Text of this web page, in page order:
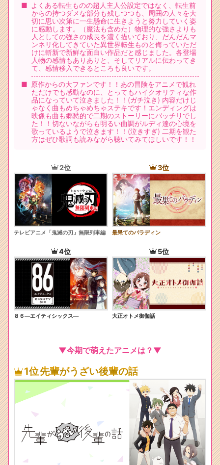
よくある転生ものの超人主人公設定ではなく、転生前
からの持つダメな部分も残しつつも、周囲の人々を大
切に思い次第に一生懸命に生きようと努力していく姿
に感動します。（魔法も含めた）物理的な強さよりも
人としての強さの成長を濃く描いており、だんだんマ
ンネリ化してきていた異世界転生ものと侮っていただ
けに斬新で新鮮な面白い作品だと感じました。各登場
人物の感情もありありと、そしてリアルに伝わってき
て、感情移入できるところも良いです。
原作からの大ファンです！！あの冒険をアニメで観れ
ただけでも感動なのに、とってもハイクオリティな作
品になっていて泣きました！！(ガチ泣き) 内容だけじ
ゃなく曲もめちゃめちゃステキです！エンディングは
映像も曲も郷愁的で二期のストーリーにバッチリでし
た！！切ないながらも明るい曲調がルディ達の心境を
歌っているようで泣きます！！(泣きすぎ) 二期を観た
方はぜひ歌詞も読みながら聴いてみてほしいです！！
2位
テレビアニメ「鬼滅の刃」無限列車編
3位
最果てのパラディン
4位
８６―エイティシックス―
5位
大正オトメ御伽話
▼今期で萌えたアニメは？▼
1位先輩がうざい後輩の話